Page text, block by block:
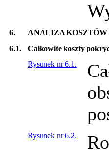
6.
ANALIZA
6.1.
Całkowite koszty
Rysunek nr 6.1.
Rysunek nr 6.2.